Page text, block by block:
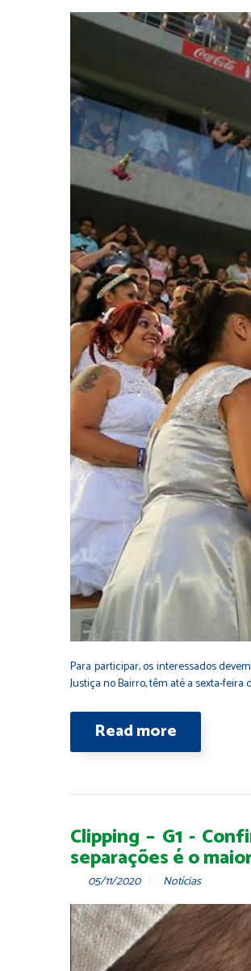
Para participar, os interessados
Justiça no Bairro, têm até a sexta-
Read more
Clipping – G1 -
separações é o
05/11/2020 Notícias